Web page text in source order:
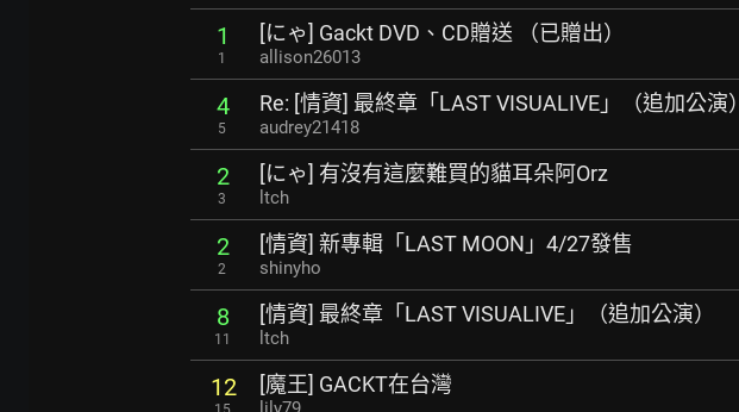
1
1
[にゃ] Gackt DVD、CD贈送 （已贈出）
allison26013
4
5
Re: [情資] 最終章「LAST VISUALIVE」（追加公演）
audrey21418
2
3
[にゃ] 有沒有這麼難買的貓耳朵阿Orz
ltch
2
2
[情資] 新專輯「LAST MOON」4/27發售
shinyho
8
11
[情資] 最終章「LAST VISUALIVE」（追加公演）
ltch
12 [魔王] GACKT在台灣